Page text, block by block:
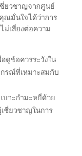
ยวชาญจากศูนย์
ณมั่นใจได้ว่าการ
ม่เสี่ยงต่อความ
ดูข้อควรระวังใน
รณ์ที่เหมาะสมกับ
บาะกำมะหยี่ด้วย
ชี่ยวชาญในการ